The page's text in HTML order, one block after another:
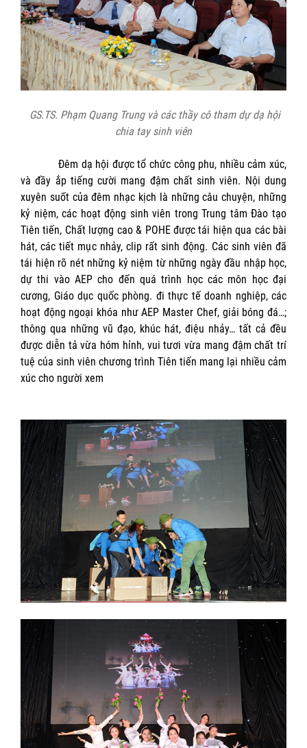
GS.TS. Phạm Quang Trung và các thầy cô tham dự dạ hội
chia tay sinh viên
Đêm dạ hội được tổ chức công phu, nhiều cảm xúc,
và đầy ắp tiếng cười mang đậm chất sinh viên. Nội dung
xuyên suốt của đêm nhạc kịch là những câu chuyện, những
kỷ niệm, các hoạt động sinh viên trong Trung tâm Đào tạo
Tiên tiến, Chất lượng cao & POHE được tái hiện qua các bài
hát, các tiết mục nhảy, clip rất sinh động. Các sinh viên đã
tái hiện rõ nét những kỷ niệm từ những ngày đầu nhập học,
dự thi vào AEP cho đến quá trình học các môn học đại
cương, Giáo dục quốc phòng. đi thực tế doanh nghiệp, các
hoạt động ngoại khóa như AEP Master Chef, giải bóng đá…;
thông qua những vũ đạo, khúc hát, điệu nhảy… tất cả đều
được diễn tả vừa hóm hỉnh, vui tươi vừa mang đậm chất trí
tuệ của sinh viên chương trình Tiên tiến mang lại nhiều cảm
xúc cho người xem